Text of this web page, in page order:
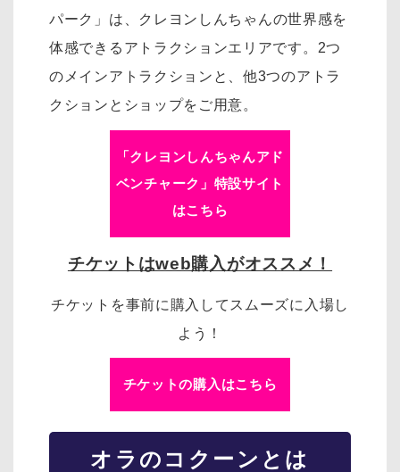
パーク」は、
クレヨンしんちゃんの世界感を
体感できるアトラクションエリアです。 2つ
のメインアトラクションと、他3つのアトラ
クションとショップをご用意。
「クレヨンしんちゃんアド
ベンチャーク」特設サイト
はこちら
チケットはweb購入がオススメ！
チケットを事前に購入してスムーズに入場し
よう！
チケットの購入はこちら
オラのコクーンとは